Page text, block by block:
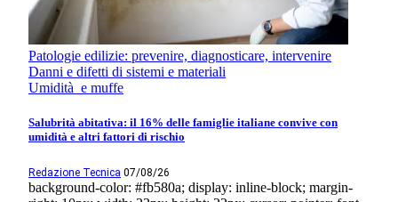
Patologie edilizie: prevenire, diagnosticare, intervenire
Danni e difetti di sistemi e materiali
Umidità e muffe
Salubrità abitativa: il 16% delle famiglie italiane convive con
umidità e altri fattori di rischio
Redazione Tecnica 07/08/26
background-color: #fb580a; display: inline-block; margin-